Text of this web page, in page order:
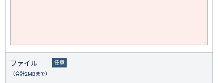
ファイル
（合計2MBまで）
任意